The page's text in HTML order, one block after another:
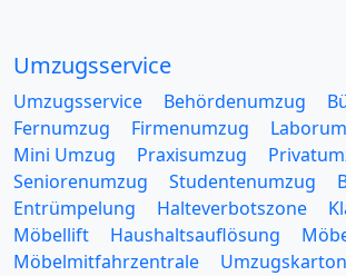
Umzugsservice
Umzugsservice Behördenumzug
Fernumzug
Firmenumzug
Mini Umzug
Praxisumzug
Seniorenumzug
Studentenumzug
Entrümpelung
Halteverbotszone
Möbellift
Haushaltsauflösung
Möbelmitfahrzentrale